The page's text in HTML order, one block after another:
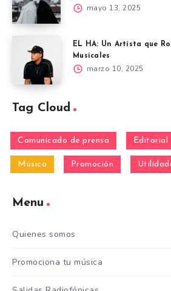
mayo 13, 2025
EL HA: Un Artista que
Musicales
marzo 10, 2025
Tag Cloud
Comunicado de prensa Editorial
Música Promoción
Menu
Quienes somos
Promociona tu música